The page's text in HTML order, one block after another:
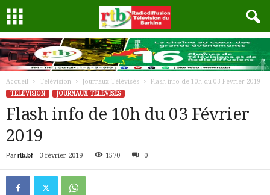
Accueil Télévision Journaux Télévisés
Flash info de 10h du 03 Février 2019
TÉLÉVISION
JOURNAUX TÉLÉVISÉS
Flash info de 10h du 03 Février
2019
Par rtb.bf- 3 février 2019 1570 0